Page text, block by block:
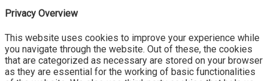
Privacy Overview
This website uses cookies to improve your experience while
you navigate through the website. Out of these, the cookies
that are categorized as necessary are stored on your browser
as they are essential for the working of basic functionalities